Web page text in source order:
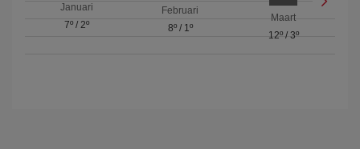
Januari
7º/ 2º
Februari
8º/ 1º
Maart
12º/ 3º